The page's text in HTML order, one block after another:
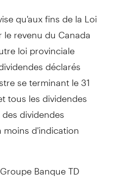
qu'aux fins de laLoi
revenu du Canada
loi provinciale
déclarés
se terminant le 31
tous les dividendes
dividendes
moins d'indication
Banque TD